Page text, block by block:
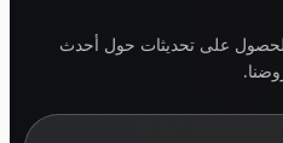
على تحديثات حول أحدث